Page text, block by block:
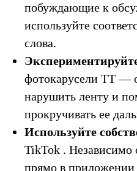
побуждающие к
используйте
слова.
фотокарусели TT —
нарушить ленту и
прокручивать ее
Используйте
TikTok . Независимо
прямо в приложении